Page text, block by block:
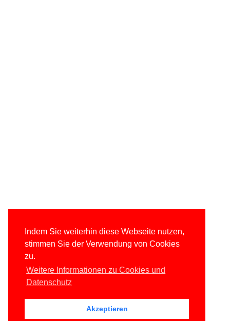
Indem Sie weiterhin diese Webseite nutzen,
stimmen Sie der Verwendung von Cookies
zu.
Weitere Informationen zu Cookies und
Datenschutz
Akzeptieren